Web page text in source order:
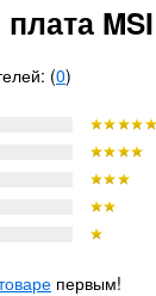
(0)
первым!